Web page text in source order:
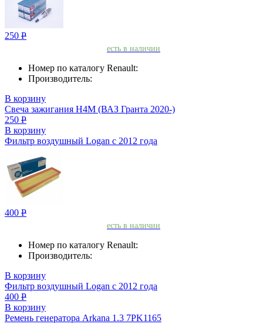
250 Р
есть в наличии
Номер по каталогу Renault:
Производитель:
В корзину
Свеча зажигания H4M (ВАЗ Гранта 2020-)
250 Р
В корзину
Фильтр воздушный Logan с 2012 года
400 Р
есть в наличии
Номер по каталогу Renault:
Производитель:
В корзину
Фильтр воздушный Logan с 2012 года
400 Р
В корзину
Ремень генератора Arkana 1.3 7PK1165